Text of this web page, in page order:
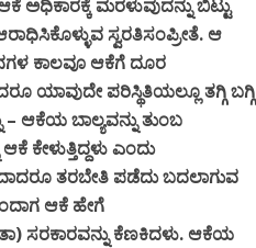
ಅಧಿಕಾರಕ್ಕೆ ಮರಳುವುದನ್ನು ಬಿಟ್ಟು
ಸ್ವರತಿಸಂಪ್ರೀತೆ. ಆ
ಕಾಲವೂ ಆಕೆಗೆ ದೂರ
ಯಾವುದೇ ಪರಿಸ್ಥಿತಿಯಲ್ಲೂ ತಗ್ಗಿ ಬಗ್ಗಿ
ಬಾಲ್ಯವನ್ನು ತುಂಬ
ಕೇಳುತ್ತಿದ್ದಳು ಎಂದು
ತರಬೇತಿ ಪಡೆದು ಬದಲಾಗುವ
ಆಕೆ ಹೇಗೆ
ಸರಕಾರವನ್ನು ಕೆಣಕಿದಳು. ಆಕೆಯ